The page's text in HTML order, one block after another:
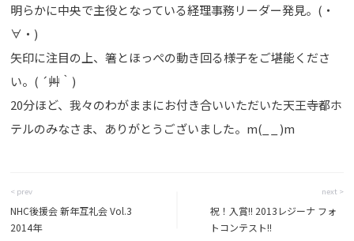
明らかに中央で主役となっている経理事務リーダー発見。(・
∀・)
矢印に注目の上、箸とほっぺの動き回る様子をご堪能くださ
い。( ´艸｀)
20分ほど、我々のわがままにお付き合いいただいた天王寺都ホ
テルのみなさま、ありがとうございました。m(_ _ )m
< prev
NHC後援会 新年互礼会 Vol.3
2014年
next >
祝！入賞!! 2013レジーナ フォ
トコンテスト!!